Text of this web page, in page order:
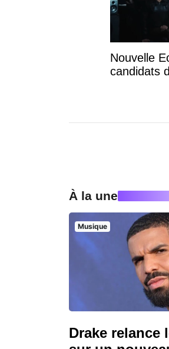
Nouvelle
candidats
À la une
Musique
Drake relance